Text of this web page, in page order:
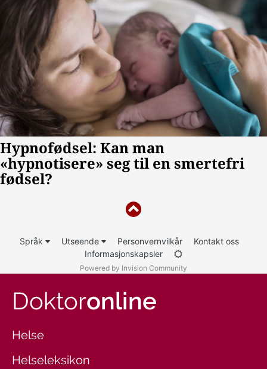
Språk Utseende Personvernvilkår
Kontakt oss
Informasjonskapsler
Powered by Invision Community
Doktoronline
Helse
Helseleksikon